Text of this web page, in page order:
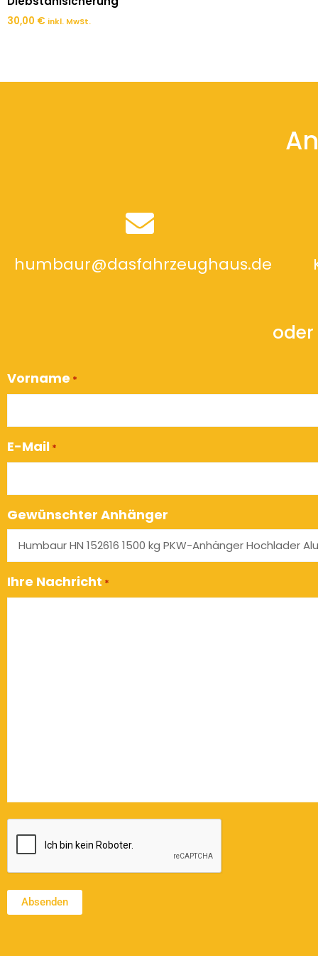
30,00 € inkl. MwSt.
humbaur@dasfahrzeughaus.de
Vorname *
E-Mail *
Gewünschter Anhänger
Ihre Nachricht *